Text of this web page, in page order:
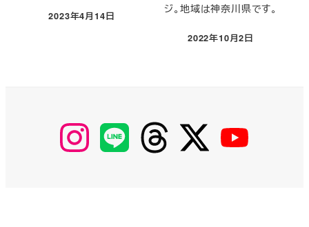
投稿日
2023年4月14日
ジ。地域は神奈川県です。
投稿日
2022年10月2日
【Instagram】
MyKOBAKO
【LINE】 【threads】 【Twitter】